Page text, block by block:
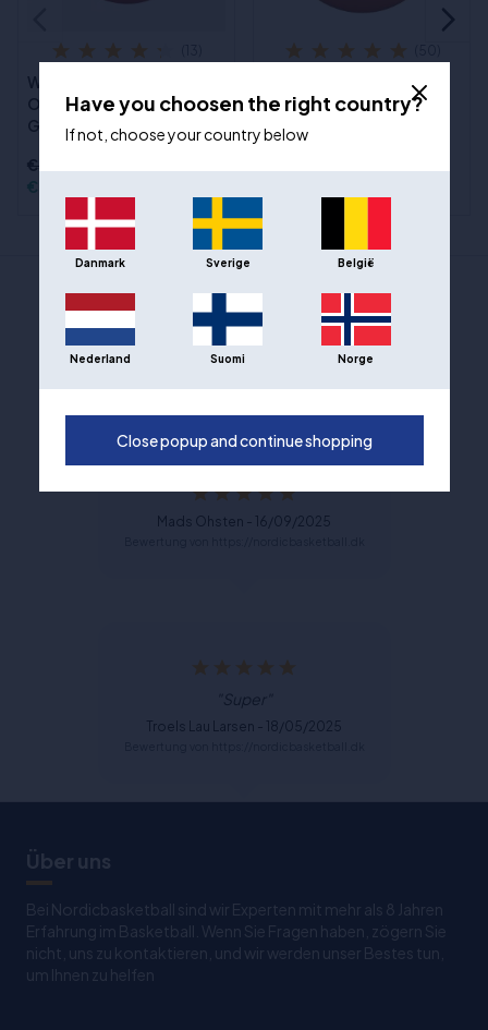
Wilson Official NBA
Outdoor Basketball
Größe 6
€39,00
€28,00
Wilson EVO NXT Indoor
Gameball Basketball -
Größe 7
2 KUNDENBEWERTUNGEN
5 von 5 im Durchschnitt
Mads Ohsten - 16/09/2025
"Super"
Troels Lau Larsen - 18/05/2025
Über uns
Bei Nordicbasketball sind wir Experten mit mehr als 8 Jahren
Erfahrung im Basketball. Wenn Sie Fragen haben, zögern Sie
nicht, uns zu kontaktieren, und wir werden unser Bestes tun,
um Ihnen zu helfen
Have you choosen the right country?
If not, choose your country below
Danmark Sverige België
Nederland Suomi Norge
Close popup and continue shopping